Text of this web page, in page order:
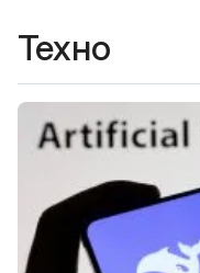
Техно